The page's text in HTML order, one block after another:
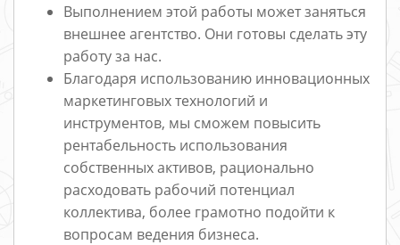
Выполнением этой работы может заняться
внешнее агентство. Они готовы сделать эту
работу за нас.
Благодаря использованию инновационных
маркетинговых технологий и
инструментов, мы сможем повысить
рентабельность использования
собственных активов, рационально
расходовать рабочий потенциал
коллектива, более грамотно подойти к
вопросам ведения бизнеса.